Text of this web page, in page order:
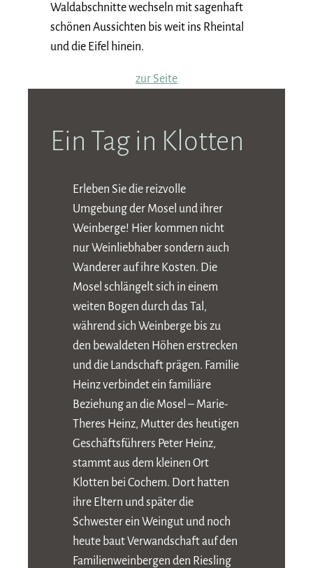
Waldabschnitte wechseln mit sagenhaft
schönen Aussichten bis weit ins Rheintal
und die Eifel hinein.
zur Seite
Ein Tag in Klotten
Erleben Sie die reizvolle
Umgebung der Mosel und ihrer
Weinberge! Hier kommen nicht
nur Weinliebhaber sondern auch
Wanderer auf ihre Kosten. Die
Mosel schlängelt sich in einem
weiten Bogen durch das Tal,
während sich Weinberge bis zu
den bewaldeten Höhen erstrecken
und die Landschaft prägen. Familie
Heinz verbindet ein familiäre
Beziehung an die Mosel – Marie-
Theres Heinz, Mutter des heutigen
Geschäftsführers Peter Heinz,
stammt aus dem kleinen Ort
Klotten bei Cochem. Dort hatten
ihre Eltern und später die
Schwester ein Weingut und noch
heute baut Verwandschaft auf den
Familienweinbergen den Riesling